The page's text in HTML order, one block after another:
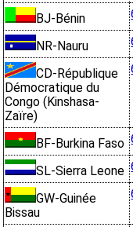
BJ-Bénin
NR-Nauru
CD-République
Démocratique du
Congo (Kinshasa-
Zaïre)
BF-Burkina Faso
SL-Sierra Leone
GW-Guinée
Bissau